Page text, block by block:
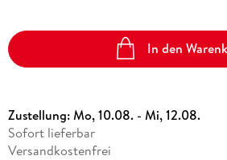
In den
Zustellung:Mo, 10.08. - Mi, 12.08.
Sofort lieferbar
Versandkostenfrei